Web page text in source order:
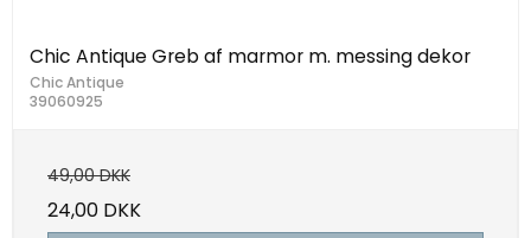
Chic Antique Greb af marmor m. messing dekor
Chic Antique
39060925
49,00 DKK
24,00 DKK